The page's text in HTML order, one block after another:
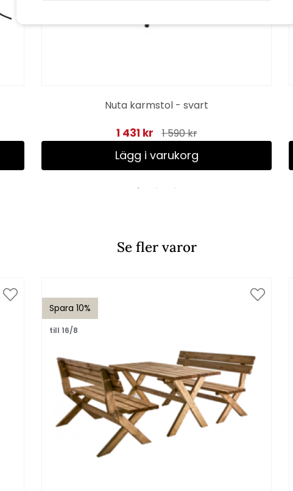
Nuta karmstol - svart
1 431 kr 1 590 kr
Lägg i varukorg
Se fler varor
Spara 10%
till 16/8